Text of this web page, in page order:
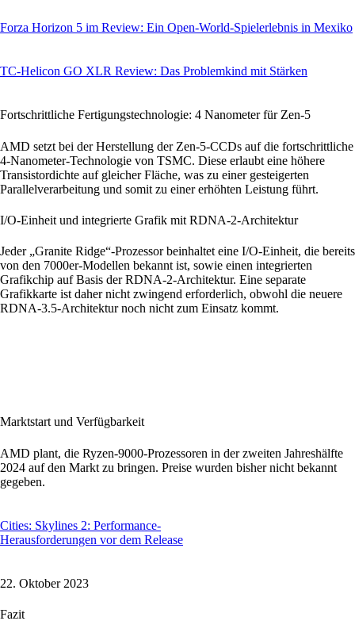
Forza Horizon 5 im Review: Ein Open-World-Spielerlebnis in Mexiko
TC-Helicon GO XLR Review: Das Problemkind mit Stärken
Fortschrittliche Fertigungstechnologie: 4 Nanometer für Zen-5
AMD setzt bei der Herstellung der Zen-5-CCDs auf die fortschrittliche
4-Nanometer-Technologie von TSMC. Diese erlaubt eine höhere
Transistordichte auf gleicher Fläche, was zu einer gesteigerten
Parallelverarbeitung und somit zu einer erhöhten Leistung führt.
I/O-Einheit und integrierte Grafik mit RDNA-2-Architektur
Jeder „Granite Ridge“-Prozessor beinhaltet eine I/O-Einheit, die bereits
von den 7000er-Modellen bekannt ist, sowie einen integrierten
Grafikchip auf Basis der RDNA-2-Architektur. Eine separate
Grafikkarte ist daher nicht zwingend erforderlich, obwohl die neuere
RDNA-3.5-Architektur noch nicht zum Einsatz kommt.
Marktstart und Verfügbarkeit
AMD plant, die Ryzen-9000-Prozessoren in der zweiten Jahreshälfte
2024 auf den Markt zu bringen. Preise wurden bisher nicht bekannt
gegeben.
Cities: Skylines 2: Performance-
Herausforderungen vor dem Release
22. Oktober 2023
Fazit